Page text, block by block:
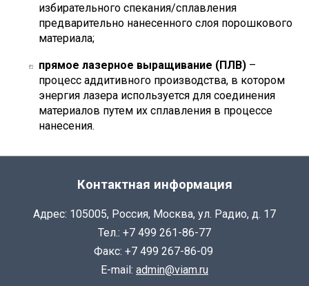
избирательного спекания/сплавления
предварительно нанесенного слоя порошкового
материала;
прямое лазерное выращивание (ПЛВ) –
процесс аддитивного производства, в котором
энергия лазера используется для соединения
материалов путем их сплавления в процессе
нанесения.
Контактная информация
Адрес: 105005, Россия, Москва, ул. Радио, д. 17
Тел.: +7 499 261-86-77
Факс: +7 499 267-86-09
E-mail: admin@viam.ru